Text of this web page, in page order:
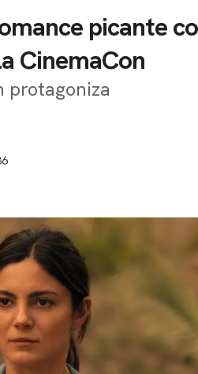
picante
CinemaCon
protagoniza